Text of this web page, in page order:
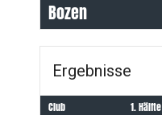
Bozen
Ergebnisse
Club 1. Hälfte